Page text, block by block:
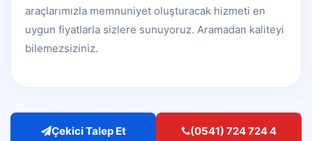
araçlarımızla memnuniyet oluşturacak hizmeti en
uygun fiyatlarla sizlere sunuyoruz. Aramadan kaliteyi
bilemezsiziniz.
Çekici Talep Et (0541) 724 724 4